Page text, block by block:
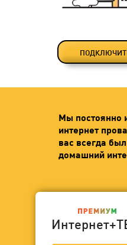
Мы постоянно
интернет
вас всегда
домашний